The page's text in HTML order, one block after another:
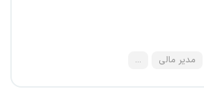
مدیر مالی ...